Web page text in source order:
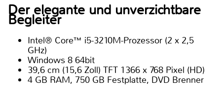
Der elegante und unverzichtbare
Begleiter
Intel® Core™ i5-3210M-Prozessor (2 x 2,5
GHz)
Windows 8 64bit
39,6 cm (15,6 Zoll) TFT 1366 x 768 Pixel (HD)
4 GB RAM, 750 GB Festplatte, DVD Brenner